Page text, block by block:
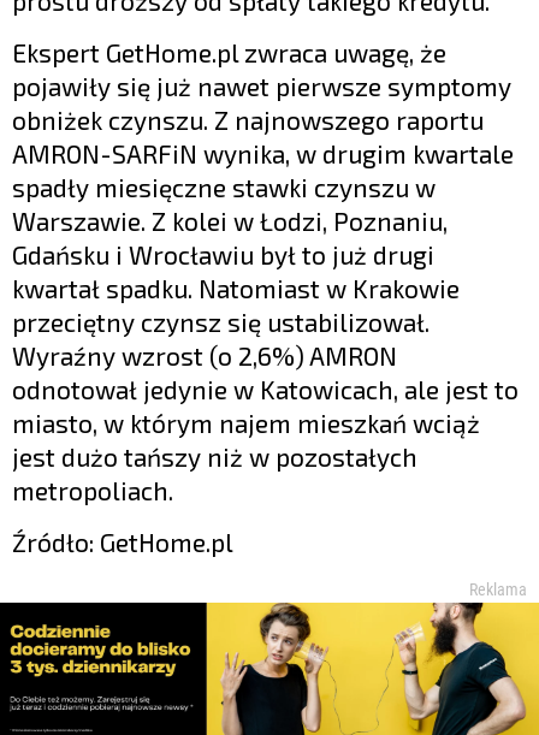
Ekspert GetHome.pl zwraca uwagę, że
pojawiły się już nawet pierwsze symptomy
obniżek czynszu. Z najnowszego raportu
AMRON-SARFiN wynika, w drugim kwartale
spadły miesięczne stawki czynszu w
Warszawie. Z kolei w Łodzi, Poznaniu,
Gdańsku i Wrocławiu był to już drugi
kwartał spadku. Natomiast w Krakowie
przeciętny czynsz się ustabilizował.
Wyraźny wzrost (o 2,6%) AMRON
odnotował jedynie w Katowicach, ale jest to
miasto, w którym najem mieszkań wciąż
jest dużo tańszy niż w pozostałych
metropoliach.
Źródło: GetHome.pl
Reklama